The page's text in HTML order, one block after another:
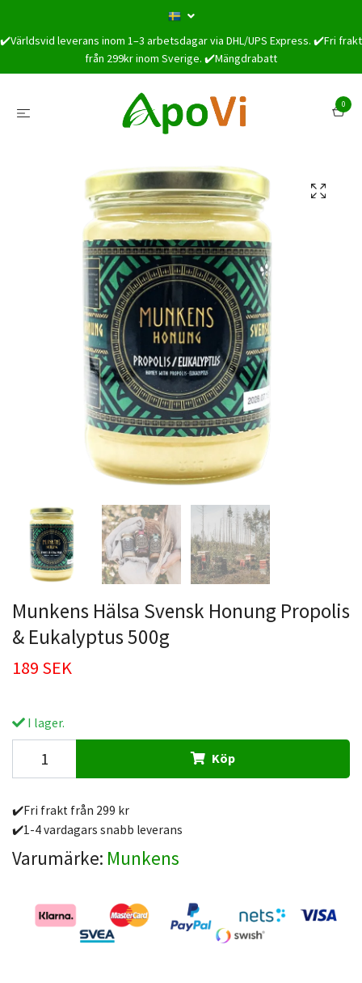
✔️Världsvid leverans inom 1–3 arbetsdagar via DHL/UPS Express. ✔️Fri frakt
från 299kr inom Sverige. ✔️Mängdrabatt
0
Munkens Hälsa Svensk Honung Propolis
& Eukalyptus 500g
189 SEK
I lager.
Köp
✔️Fri frakt från 299 kr
✔️1-4 vardagars snabb leverans
Varumärke: Munkens